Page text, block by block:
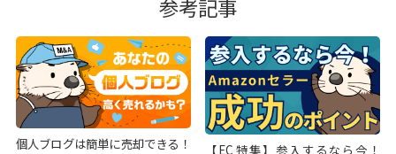
参考記事
個人ブログは簡単に売却できる！
【EC特集】参入するなら今！